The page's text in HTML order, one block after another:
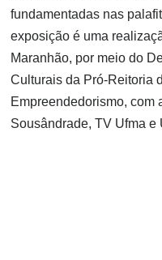
fundamentadas nas
exposição é uma
Maranhão, por meio do
Culturais da Pró-Reitoria
Empreendedorismo, com
Sousândrade, TV Ufma e